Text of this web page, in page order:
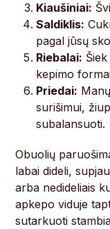
Kiaušiniai:
Saldiklis:
pagal jūsų
Riebalai:
kepimo
Priedai:
surišimui,
subalansuoti.
Obuolių
labai dideli,
arba nedideliais
apkepo viduje
sutarkuoti